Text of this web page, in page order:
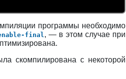
программы необходимо
final , — в этом случае при
скомпилирована с некоторой